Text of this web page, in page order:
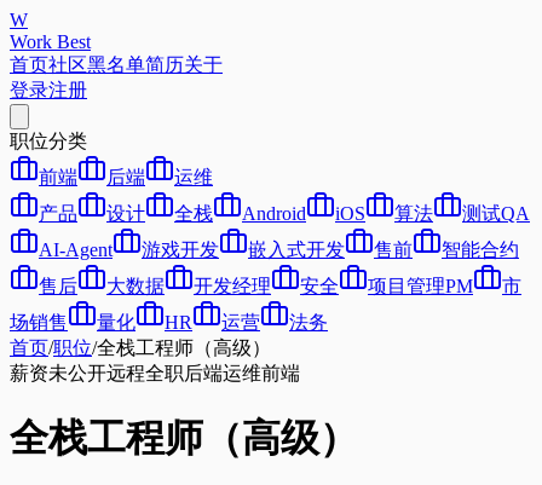
W
Work Best
首页社区黑名单简历关于
登录注册
职位分类
前端
后端
运维
产品
设计 全栈 Android iOS 算法
测试QA
AI-Agent
游戏开发 嵌入式开发 售前
智能合约
售后
大数据 开发经理 安全 项目管理PM
市
场销售
量化 HR 运营
法务
首页/职位/全栈工程师（高级）
薪资未公开远程全职后端运维前端
全栈工程师（高级）